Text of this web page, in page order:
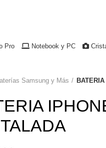
Pro Notebook y PC
Samsung y Más